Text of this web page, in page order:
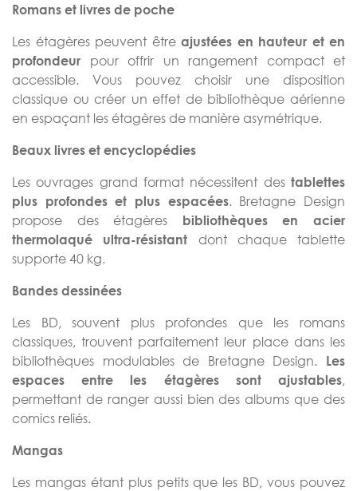
Romans et livres de poche
Les étagères peuvent être ajustées en hauteur et en
profondeur pour offrir un rangement compact et
accessible. Vous pouvez choisir une disposition
classique ou créer un effet de bibliothèque aérienne
en espaçant les étagères de manière asymétrique.
Beaux livres et encyclopédies
Les ouvrages grand format nécessitent des tablettes
plus profondes et plus espacées. Bretagne Design
propose des étagères
bibliothèques en acier
thermolaqué ultra-résistant dont chaque tablette
supporte 40 kg.
Bandes dessinées
Les BD, souvent plus profondes que les romans
classiques, trouvent parfaitement leur place dans les
bibliothèques modulables de Bretagne Design.
Les
espaces entre les étagères sont ajustables,
permettant de ranger aussi bien des albums que des
comics reliés.
Mangas
Les mangas étant plus petits que les BD, vous pouvez